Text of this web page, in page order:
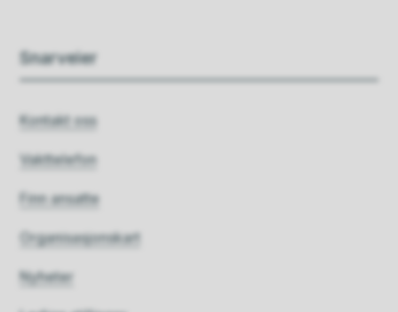
Snarveier
Kontakt oss
Vakttelefon
Finn ansatte
Organisasjonskart
Nyheter